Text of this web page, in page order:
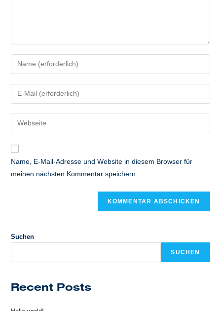
Gib
deinen
Namen
oder
zum
Kommentieren
ein
Gib
deine
E-
Mail-
zum
Kommentieren
ein
Gib
deine
Website-
Name, E-Mail-Adresse und Website in diesem Browser für
meinen nächsten Kommentar speichern.
Suchen
SUCHEN
Recent Posts